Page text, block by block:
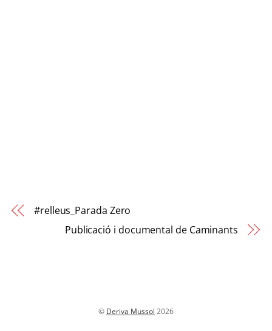
#relleus_Parada Zero
Publicació i documental de Caminants
© Deriva Mussol 2026